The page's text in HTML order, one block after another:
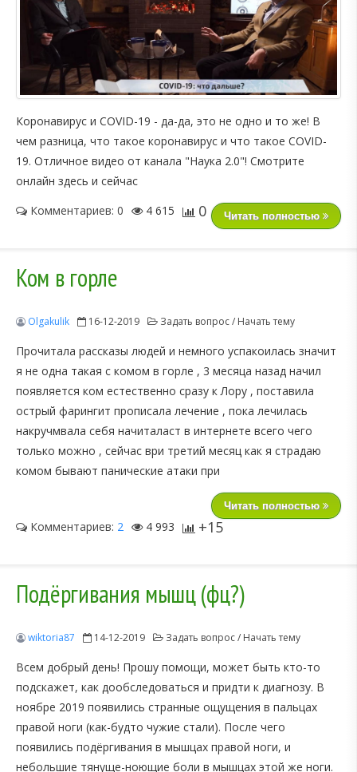
Коронавирус и COVID-19 - да-да, это не одно и то же! В
чем разница, что такое коронавирус и что такое COVID-
19. Отличное видео от канала "Наука 2.0"! Смотрите
онлайн здесь и сейчас
Читать полностью
Комментариев: 0 4 615 0
Ком в горле
Olgakulik 16-12-2019 Задать вопрос / Начать тему
Прочитала рассказы людей и немного успакоилась значит
я не одна такая с комом в горле , 3 месяца назад начил
появляется ком естественно сразу к Лору , поставила
острый фарингит прописала лечение , пока лечилась
накручмвала себя начиталаст в интернете всего чего
только можно , сейчас ври третий месяц как я страдаю
комом бывают панические атаки при
Читать полностью
Комментариев: 2 4 993 +15
Подёргивания мышц (фц?)
wiktoria87 14-12-2019 Задать вопрос / Начать тему
Всем добрый день! Прошу помощи, может быть кто-то
подскажет, как дообследоваться и придти к диагнозу. В
ноябре 2019 появились странные ощущения в пальцах
правой ноги (как-будто чужие стали). После чего
появились подёргивания в мышцах правой ноги, и
небольшие тянуще-ноющие боли в мышцах этой же ноги.